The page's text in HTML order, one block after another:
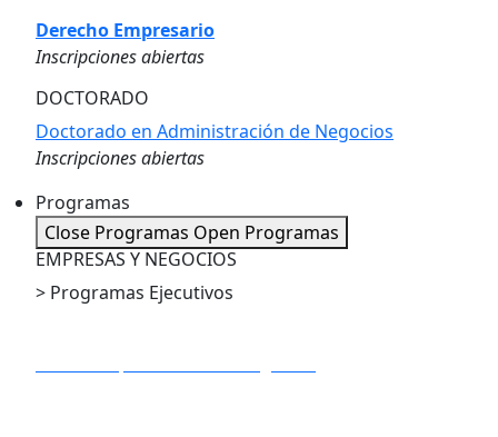
Derecho Empresario
Inscripciones abiertas
DOCTORADO
Doctorado en Administración de Negocios
Inscripciones abiertas
Programas
Close Programas Open Programas
EMPRESAS Y NEGOCIOS
> Programas Ejecutivos